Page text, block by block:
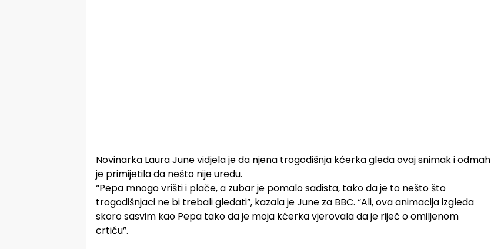
Novinarka Laura June vidjela je da njena trogodišnja kćerka gleda ovaj snimak i odmah
je primijetila da nešto nije uredu.
“Pepa mnogo vrišti i plače, a zubar je pomalo sadista, tako da je to nešto što
trogodišnjaci ne bi trebali gledati”, kazala je June za BBC. “Ali, ova animacija izgleda
skoro sasvim kao Pepa tako da je moja kćerka vjerovala da je riječ o omiljenom
crtiću”.